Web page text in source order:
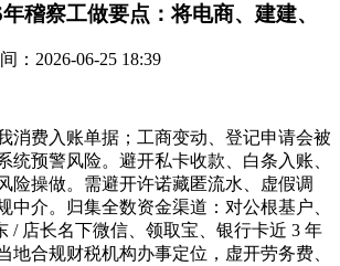
稽察工做要点：将电商、建建、
：2026-06-25 18:39
费入账单据；工商变动、登记申请会被
统预警风险。避开私卡收款、白条入账、
险操做。需避开许诺藏匿流水、虚假调
中介。归集全数资金渠道：对公根基户、
/ 店长名下微信、领取宝、银行卡近 3 年
地合规财税机构办事定位，虚开劳务费、